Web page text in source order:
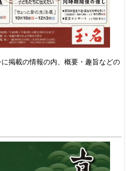
掲載の情報の内、概要・趣旨などの